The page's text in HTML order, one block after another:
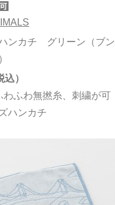
ハンカチ グリーン（ブン
わふわ無撚糸、刺繍が可
ハンカチ